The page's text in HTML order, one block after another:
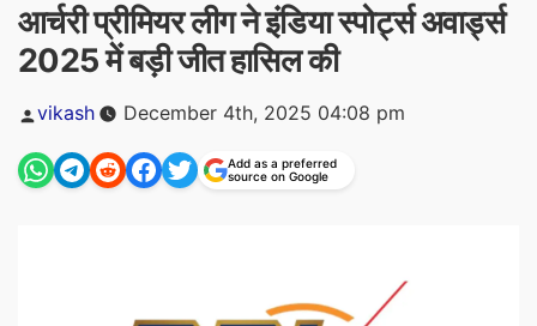
आर्चरी प्रीमियर लीग ने इंडिया स्पोर्ट्स अवार्ड्स
2025 में बड़ी जीत हासिल की
Posted
vikash December 4th, 2025 04:08 pm
Add as a preferred
source on Google